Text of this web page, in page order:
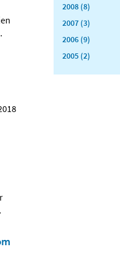
2008 (8)
2007 (3)
2006 (9)
2005 (2)